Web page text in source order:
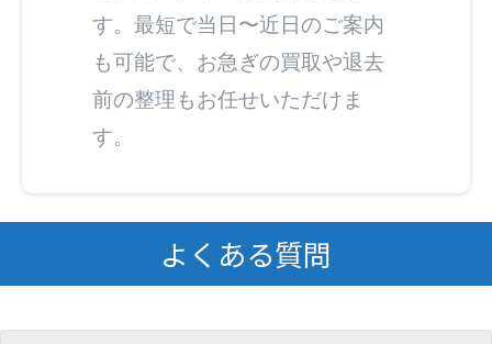
す。最短で当日〜近日のご案内
も可能で、お急ぎの買取や退去
前の整理もお任せいただけま
す。
よくある質問